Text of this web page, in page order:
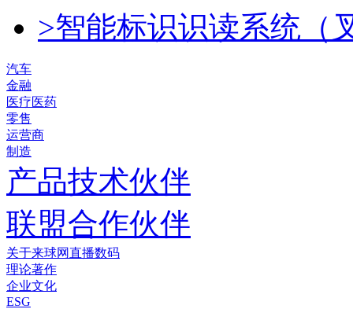
>智能标识识读系统（
汽车
金融
医疗医药
零售
运营商
制造
产品技术伙伴
联盟合作伙伴
关于来球网直播数码
理论著作
企业文化
ESG